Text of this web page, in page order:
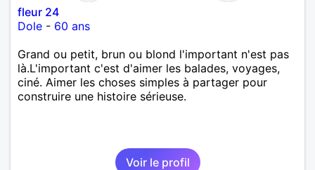
fleur 24
Dole - 60 ans
Grand ou petit, brun ou blond l'important n'est pas
là.L'important c'est d'aimer les balades, voyages,
ciné. Aimer les choses simples à partager pour
construire une histoire sérieuse.
Voir le profil